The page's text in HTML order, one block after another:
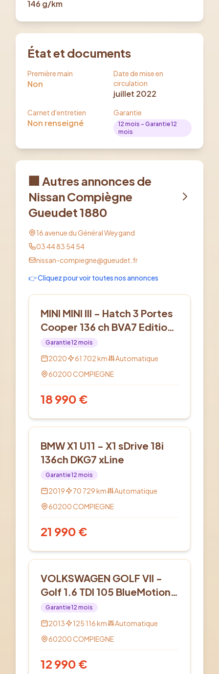
146 g/km
État et documents
Première main
Non
Date de mise en
circulation
juillet 2022
Carnet d'entretien
Non renseigné
Garantie
12 mois - Garantie 12
mois
🏢 Autres annonces de
Nissan Compiègne
Gueudet 1880
16 avenue du Général Weygand
03 44 83 54 54
nissan-compiegne@gueudet.fr
👉 Cliquez pour voir toutes nos annonces
MINI MINI III - Hatch 3 Portes
Cooper 136 ch BVA7 Edition
Greenwich
Garantie12 mois
2020 61 702km
Automatique
60200COMPIEGNE
18 990 €
BMW X1 U11 - X1 sDrive 18i
136ch DKG7 xLine
Garantie12 mois
2019 70 729km
Automatique
60200COMPIEGNE
21 990 €
VOLKSWAGEN GOLF VII -
Golf 1.6 TDI 105 BlueMotion
Technology FAP Trendline
DSG7
Garantie12 mois
2013 125 116km
Automatique
60200COMPIEGNE
12 990 €